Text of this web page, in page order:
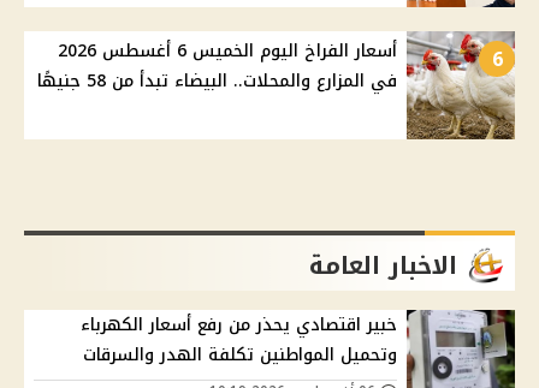
6
أسعار الفراخ اليوم الخميس 6 أغسطس 2026
في المزارع والمحلات.. البيضاء تبدأ من 58 جنيهًا
الاخبار العامة
خبير اقتصادي يحذر من رفع أسعار الكهرباء
وتحميل المواطنين تكلفة الهدر والسرقات